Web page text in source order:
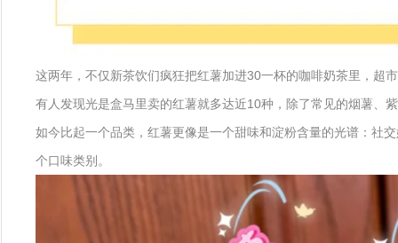
这两年，不仅新茶饮们疯狂把红薯加进30一杯的咖啡奶茶里，超
有人发现光是盒马里卖的红薯就多达近10种，除了常见的烟薯
如今比起一个品类，红薯更像是一个甜味和淀粉含量的光谱：社
个口味类别。